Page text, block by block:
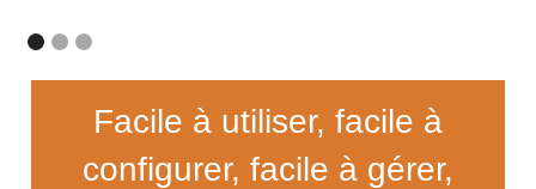
Facile à utiliser, facile à
configurer, facile à gérer,